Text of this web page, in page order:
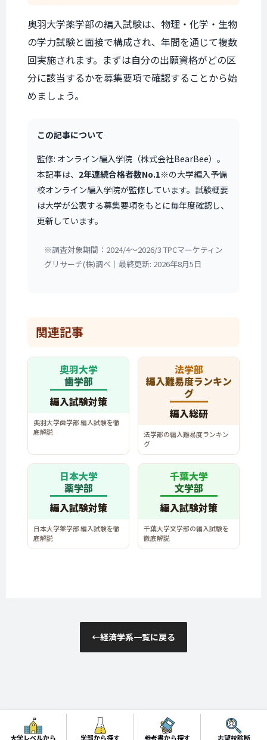
奥羽大学薬学部の編入試験は、物理・化学・生物
の学力試験と面接で構成され、年間を通じて複数
回実施されます。まずは自分の出願資格がどの区
分に該当するかを募集要項で確認することから始
めましょう。
この記事について
監修: オンライン編入学院（株式会社BearBee）。
本記事は、 2年連続合格者数No.1※の大学編入予備
校オンライン編入学院が監修しています。試験概要
は大学が公表する募集要項をもとに毎年度確認し、
更新しています。
※調査対象期間：2024/4〜2026/3 TPCマーケティン
グリサーチ(株)調べ｜最終更新: 2026年8月5日
関連記事
奥羽大学
歯学部
編入試験対策
奥羽大学歯学部 編入試験を徹
底解説
法学部
編入難易度ランキン
グ
編入総研
法学部の編入難易度ランキン
グ
日本大学
薬学部
編入試験対策
日本大学薬学部 編入試験を徹
底解説
千葉大学
文学部
編入試験対策
千葉大学文学部の編入試験を
徹底解説
←経済学系一覧に戻る
大学レベルから 学部から探す 参考書から探す 志望校診断